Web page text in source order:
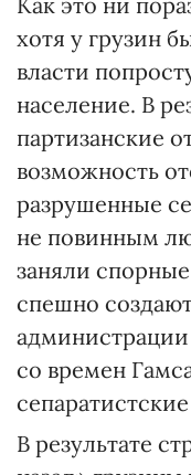
хотя у грузин
власти
население. В
партизанские
возможность
разрушенные
не повинным
заняли
спешно
администрации
со времен
В результате